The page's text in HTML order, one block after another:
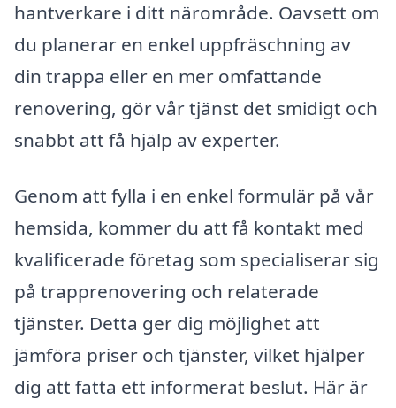
hantverkare i ditt närområde. Oavsett om
du planerar en enkel uppfräschning av
din trappa eller en mer omfattande
renovering, gör vår tjänst det smidigt och
snabbt att få hjälp av experter.
Genom att fylla i en enkel formulär på vår
hemsida, kommer du att få kontakt med
kvalificerade företag som specialiserar sig
på trapprenovering och relaterade
tjänster. Detta ger dig möjlighet att
jämföra priser och tjänster, vilket hjälper
dig att fatta ett informerat beslut. Här är